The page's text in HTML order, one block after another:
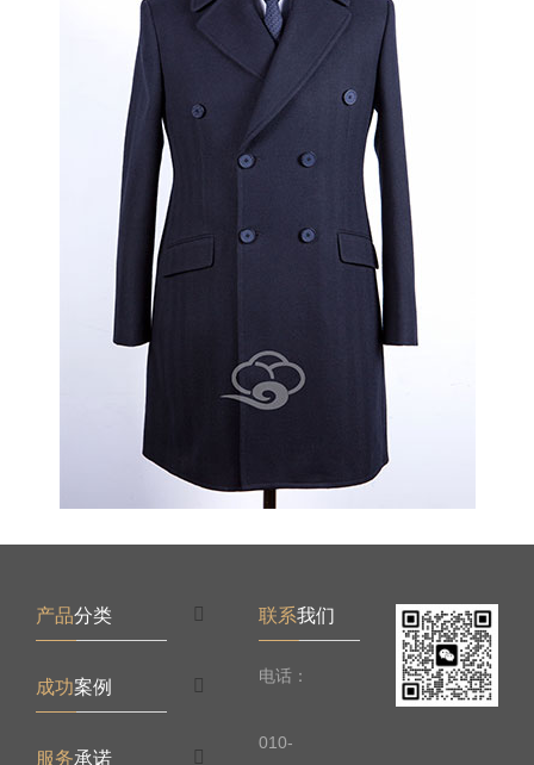
产品分类
成功案例
服务承诺
联系我们
电话：
010-